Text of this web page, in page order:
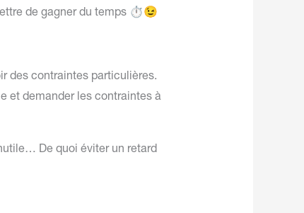
de gagner du temps ⏱😉
des contraintes particulières.
et demander les contraintes à
De quoi éviter un retard